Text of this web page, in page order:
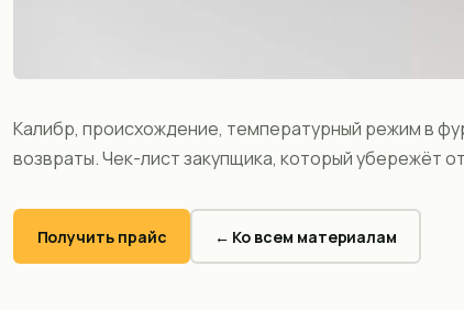
Калибр, происхождение, температурный режим в
возвраты. Чек-лист закупщика, который убережёт
Получить прайс ← Ко всем материалам